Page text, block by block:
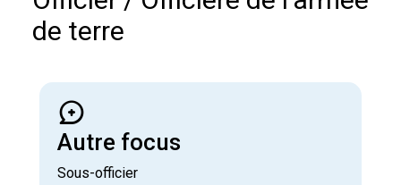
de terre
Autre focus
Sous-officier